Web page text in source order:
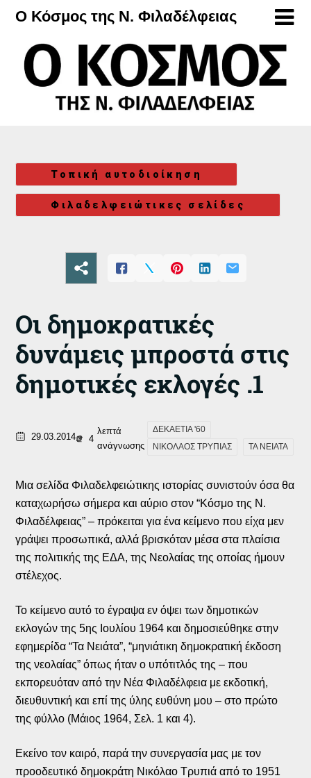
Μετάβαση
περιεχόμενο
Ο Κόσμος της Ν. Φιλαδέλφειας
Τοπική αυτοδιοίκηση
Φιλαδελφειώτικες σελίδες
Οι δημοκρατικές
δυνάμεις μπροστά στις
δημοτικές εκλογές .1
29.03.2014 4
λεπτά
ανάγνωσης
ΔΕΚΑΕΤΙΑ '60
ΝΙΚΟΛΑΟΣ ΤΡΥΠΙΑΣ
ΤΑ ΝΕΙΑΤΑ
Μια σελίδα Φιλαδελφειώτικης ιστορίας συνιστούν όσα θα
καταχωρήσω σήμερα και αύριο στον “Κόσμο της Ν.
Φιλαδέλφειας” – πρόκειται για ένα κείμενο που είχα μεν
γράψει προσωπικά, αλλά βρισκόταν μέσα στα πλαίσια
της πολιτικής της ΕΔΑ, της Νεολαίας της οποίας ήμουν
στέλεχος.
Το κείμενο αυτό το έγραψα εν όψει των δημοτικών
εκλογών της 5ης Ιουλίου 1964 και δημοσιεύθηκε στην
εφημερίδα “Τα Νειάτα”, “μηνιάτικη δημοκρατική έκδοση
της νεολαίας” όπως ήταν ο υπότιτλός της – που
εκπορευόταν από την Νέα Φιλαδέλφεια με εκδοτική,
διευθυντική και επί της ύλης ευθύνη μου – στο πρώτο
της φύλλο (Μάιος 1964, Σελ. 1 και 4).
Εκείνο τον καιρό, παρά την συνεργασία μας με τον
προοδευτικό δημοκράτη Νικόλαο Τρυπιά από το 1951